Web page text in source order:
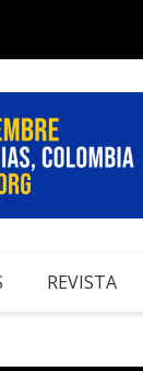
Perspectivas
REVISTA